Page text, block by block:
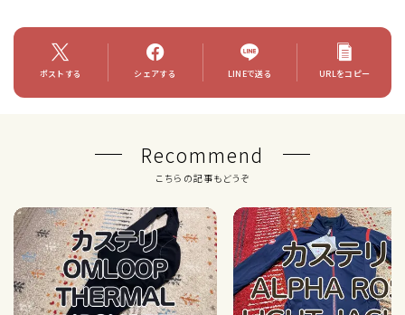
ポストする シェアする LINEで送る URLをコピー
Recommend
こちらの記事もどうぞ